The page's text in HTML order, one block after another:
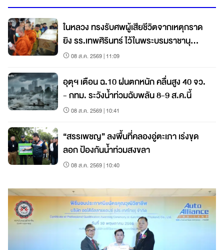
ในหลวง ทรงรับศพผู้เสียชีวิตจากเหตุกราด
ยิง รร.เทพศิรินทร์ ไว้ในพระบรมราชานุ
เคราะห์
08 ส.ค. 2569 | 11:09
อุตุฯ เตือน ฉ.10 ฝนตกหนัก คลื่นสูง 40 จว.
- กทม. ระวังน้ำท่วมฉับพลัน 8-9 ส.ค.นี้
08 ส.ค. 2569 | 10:41
“สรรเพชญ” ลงพื้นที่คลองอู่ตะเภา เร่งขุด
ลอก ป้องกันน้ำท่วมสงขลา
08 ส.ค. 2569 | 10:40